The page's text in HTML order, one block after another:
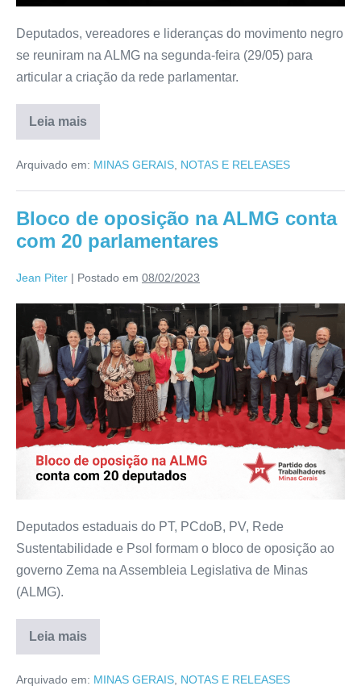
Deputados, vereadores e lideranças do movimento negro
se reuniram na ALMG na segunda-feira (29/05) para
articular a criação da rede parlamentar.
Leia mais
Arquivado em: MINAS GERAIS NOTAS E RELEASES
Bloco de oposição na ALMG conta
com 20 parlamentares
Jean Piter | Postado em 08/02/2023
Deputados estaduais do PT, PCdoB, PV, Rede
Sustentabilidade e Psol formam o bloco de oposição ao
governo Zema na Assembleia Legislativa de Minas
(ALMG).
Leia mais
Arquivado em: MINAS GERAIS NOTAS E RELEASES